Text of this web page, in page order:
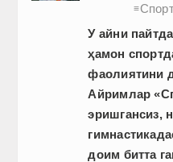
≡
У айни
ҳамон
фаолиятини
Айримлар
эришгансиз,
доим битта